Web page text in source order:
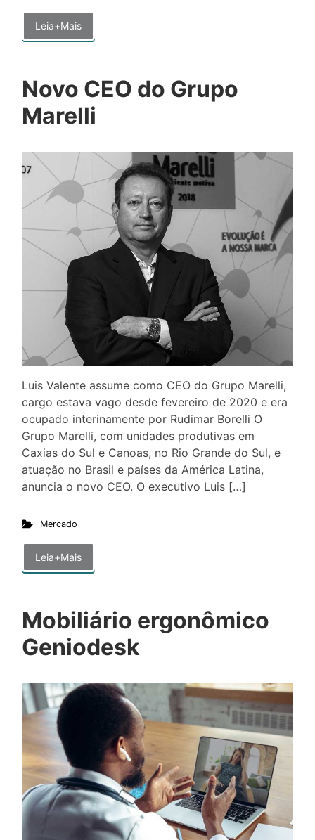
Leia+Mais
Novo CEO do Grupo
Marelli
Luis Valente assume como CEO do Grupo Marelli,
cargo estava vago desde fevereiro de 2020 e era
ocupado interinamente por Rudimar Borelli O
Grupo Marelli, com unidades produtivas em
Caxias do Sul e Canoas, no Rio Grande do Sul, e
atuação no Brasil e países da América Latina,
anuncia o novo CEO. O executivo Luis […]
Mercado
Leia+Mais
Mobiliário ergonômico
Geniodesk